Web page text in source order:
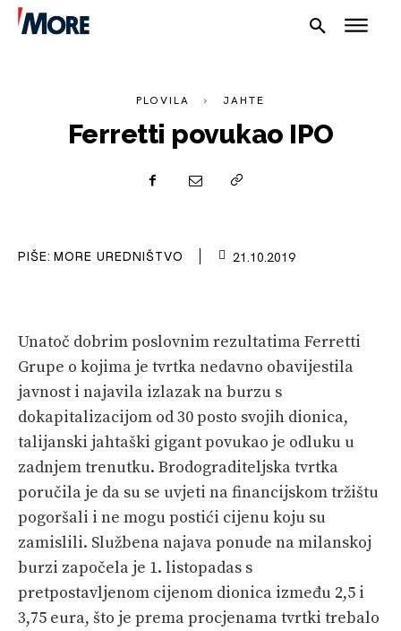
PLOVILA
SPIZA
VELIKE PRIČE
PRETPLATA
SHOP
PLOVILA JAHTE
Ferretti povukao IPO
PIŠE: MORE UREDNIŠTVO 21.10.2019
Unatoč dobrim poslovnim rezultatima Ferretti
Grupe o kojima je tvrtka nedavno obavijestila
javnost i najavila izlazak na burzu s
dokapitalizacijom od 30 posto svojih dionica,
talijanski jahtaški gigant povukao je odluku u
zadnjem trenutku. Brodograditeljska tvrtka
poručila je da su se uvjeti na financijskom tržištu
pogoršali i ne mogu postići cijenu koju su
zamislili. Službena najava ponude na milanskoj
burzi započela je 1. listopadas s
pretpostavljenom cijenom dionica između 2,5 i
3,75 eura, što je prema procjenama tvrtki trebalo